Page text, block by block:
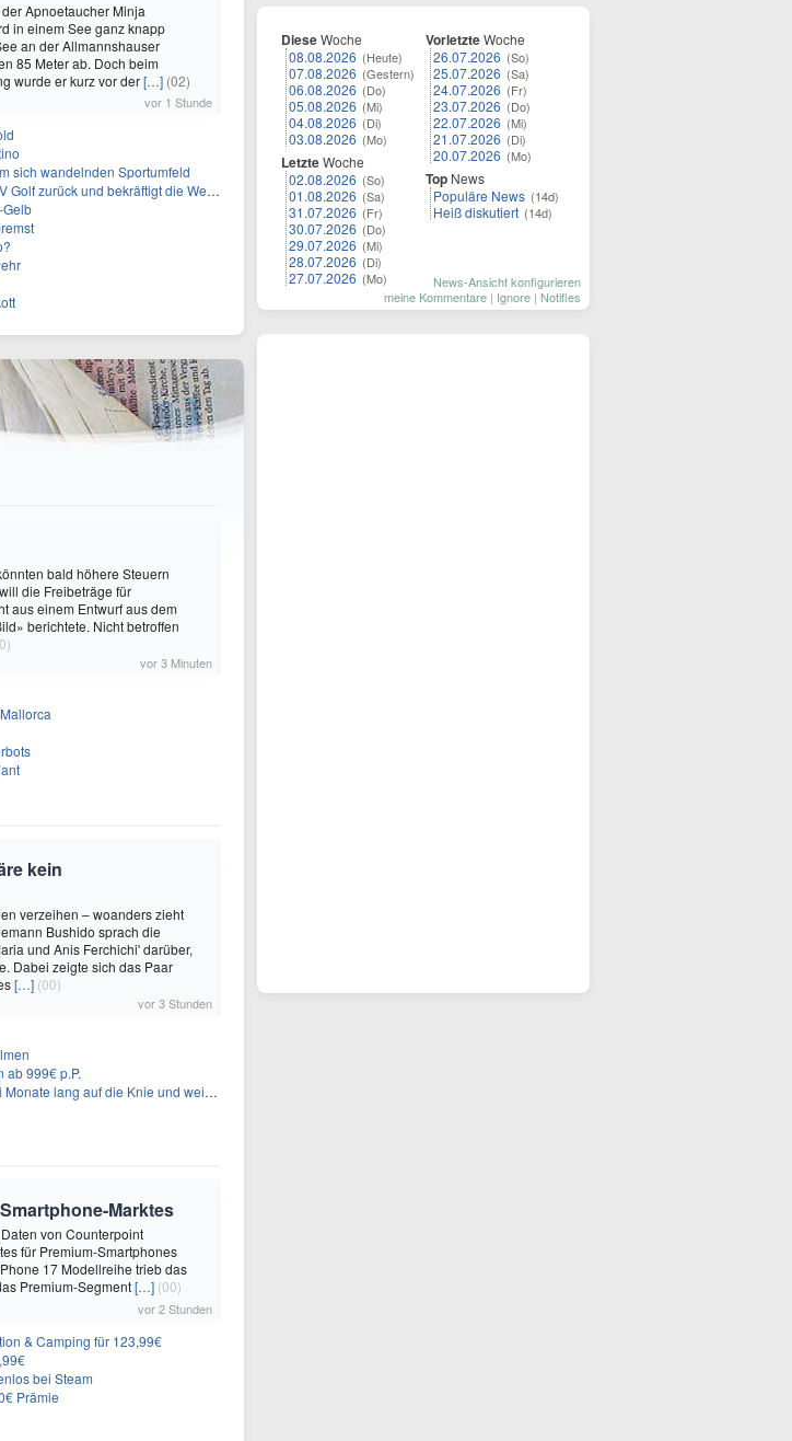
Apnoetaucher Minja
in einem See ganz knapp
an der Allmannshauser
85 Meter ab. Doch beim
wurde er kurz vor der[…] (02)
vor 1 Stunde
sich wandelnden Sportumfeld
und bekräftigt die Wettbewerbslandschaft
Gelb
bald höhere Steuern
die Freibeträge für
aus einem Entwurf aus dem
berichtete. Nicht betroffen
vor 3 Minuten
kein
verzeihen – woanders zieht
Bushido sprach die
und Anis Ferchichi' darüber,
Dabei zeigte sich das Paar
[…] (00)
vor 3 Stunden
ab 999€ p.P.
lang auf die Knie und weinte'
Marktes
von Counterpoint
für Premium-Smartphones
17 Modellreihe trieb das
Premium-Segment[…] (00)
vor 2 Stunden
& Camping für 123,99€
bei Steam
Prämie
DieseWoche
08.08.2026 (Heute)
07.08.2026 (Gestern)
06.08.2026 (Do)
05.08.2026 (Mi)
04.08.2026 (Di)
03.08.2026 (Mo)
LetzteWoche
02.08.2026 (So)
01.08.2026 (Sa)
31.07.2026 (Fr)
30.07.2026 (Do)
29.07.2026 (Mi)
28.07.2026 (Di)
27.07.2026 (Mo)
VorletzteWoche
26.07.2026 (So)
25.07.2026 (Sa)
24.07.2026 (Fr)
23.07.2026 (Do)
22.07.2026 (Mi)
21.07.2026 (Di)
20.07.2026 (Mo)
Top News
Populäre News (14d)
Heiß diskutiert (14d)
News-Ansicht konfigurieren
meine Kommentare | Ignore | Notifies